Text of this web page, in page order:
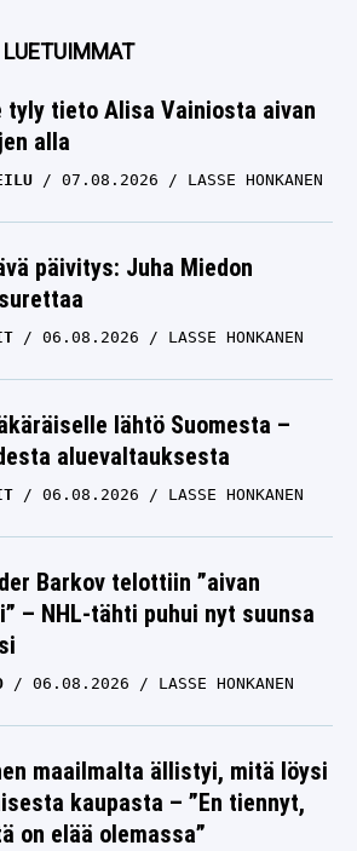
tyly tieto Alisa Vainiosta aivan
alla
07.08.2026 LASSE HONKANEN
päivitys: Juha Miedon
06.08.2026 LASSE HONKANEN
lähtö Suomesta –
aluevaltauksesta
06.08.2026 LASSE HONKANEN
Barkov telottiin ”aivan
– NHL-tähti puhui nyt suunsa
06.08.2026 LASSE HONKANEN
maailmalta ällistyi, mitä löysi
kaupasta – ”En tiennyt,
on elää olemassa”